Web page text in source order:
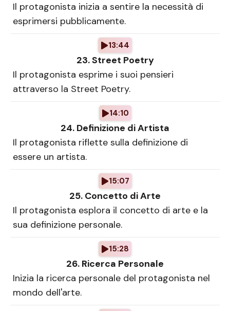
Il protagonista inizia a sentire la necessità di
esprimersi pubblicamente.
13:44
23. Street Poetry
Il protagonista esprime i suoi pensieri
attraverso la Street Poetry.
14:10
24. Definizione di Artista
Il protagonista riflette sulla definizione di
essere un artista.
15:07
25. Concetto di Arte
Il protagonista esplora il concetto di arte e la
sua definizione personale.
15:28
26. Ricerca Personale
Inizia la ricerca personale del protagonista nel
mondo dell'arte.